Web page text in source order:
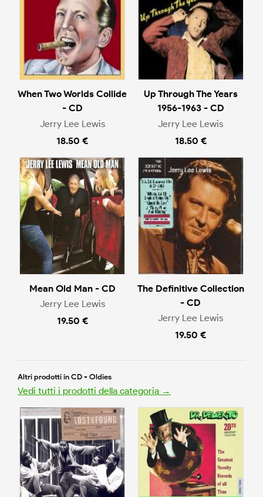
When Two Worlds Collide
- CD
Jerry Lee Lewis
18.50 €
Up Through The Years
1956-1963 - CD
Jerry Lee Lewis
18.50 €
Mean Old Man - CD
Jerry Lee Lewis
19.50 €
The Definitive Collection
- CD
Jerry Lee Lewis
19.50 €
Altri prodotti in CD - Oldies
Vedi tutti i prodotti della categoria →